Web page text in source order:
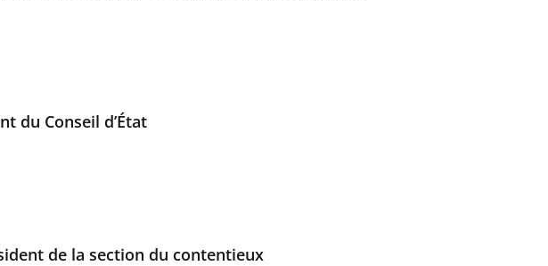
du Conseil d’État
de la section du contentieux